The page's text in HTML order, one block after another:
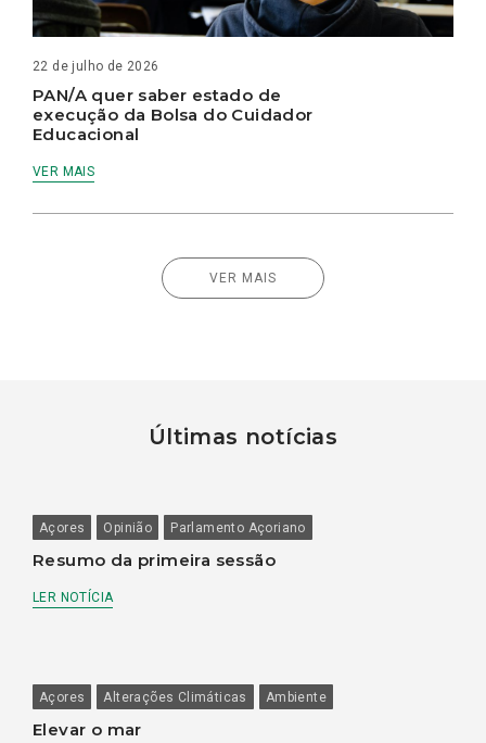
22 de julho de 2026
PAN/A quer saber estado de
execução da Bolsa do Cuidador
Educacional
VER MAIS
VER MAIS
Últimas notícias
Açores Opinião Parlamento Açoriano
Resumo da primeira sessão
LER NOTÍCIA
Açores Alterações Climáticas Ambiente
Elevar o mar